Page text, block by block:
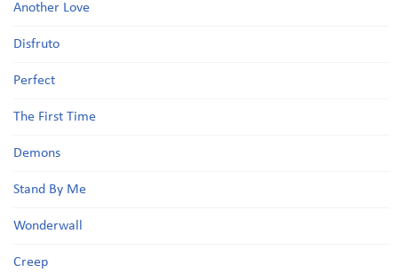
Another Love
Disfruto
Perfect
The First Time
Demons
Stand By Me
Wonderwall
Creep